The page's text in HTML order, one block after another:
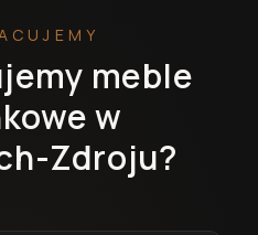
meble
w
Zdroju?